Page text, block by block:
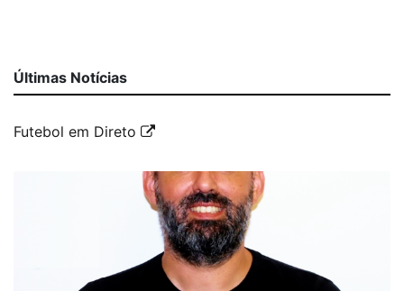
Últimas Notícias
Futebol em Direto